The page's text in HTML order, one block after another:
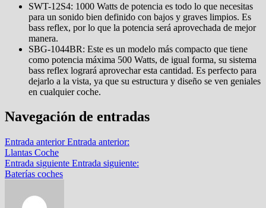
SWT-12S4: 1000 Watts de potencia es todo lo que necesitas
para un sonido bien definido con bajos y graves limpios. Es
bass reflex, por lo que la potencia será aprovechada de mejor
manera.
SBG-1044BR: Este es un modelo más compacto que tiene
como potencia máxima 500 Watts, de igual forma, su sistema
bass reflex logrará aprovechar esta cantidad. Es perfecto para
dejarlo a la vista, ya que su estructura y diseño se ven geniales
en cualquier coche.
Navegación de entradas
Entrada anterior Entrada anterior:
Llantas Coche
Entrada siguiente Entrada siguiente:
Baterías coches